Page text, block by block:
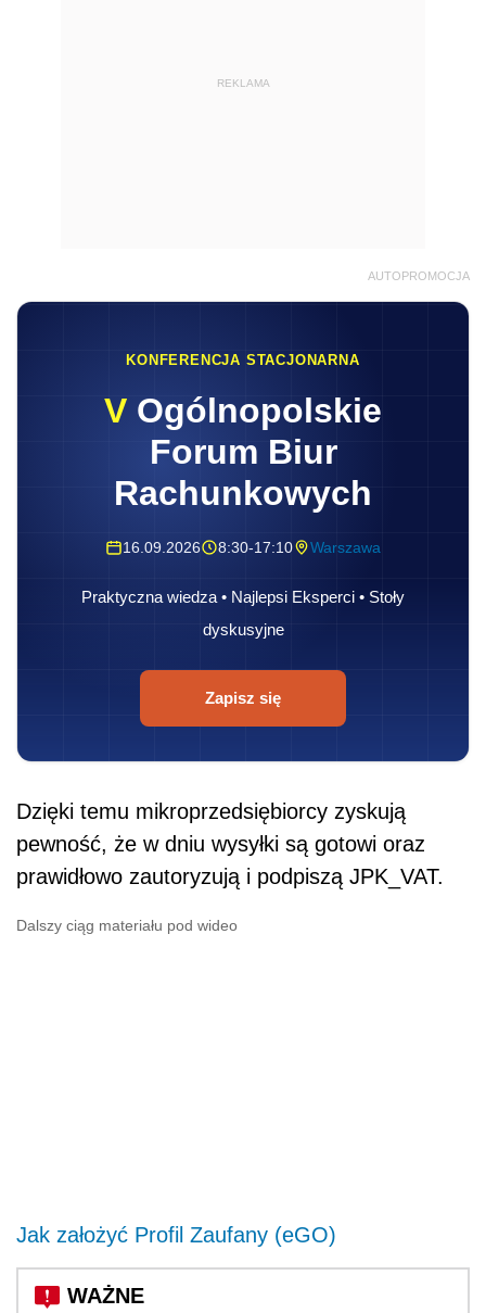
REKLAMA
AUTOPROMOCJA
KONFERENCJA STACJONARNA
V Ogólnopolskie
Forum Biur
Rachunkowych
16.09.2026 8:30-17:10 Warszawa
Praktyczna wiedza • Najlepsi Eksperci • Stoły
dyskusyjne
Zapisz się
Dzięki temu mikroprzedsiębiorcy zyskują
pewność, że w dniu wysyłki są gotowi oraz
prawidłowo zautoryzują i podpiszą JPK_VAT.
Dalszy ciąg materiału pod wideo
Jak założyć Profil Zaufany (eGO)